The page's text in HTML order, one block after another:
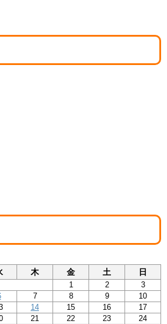
木 金 土 日
1 2
3
7 8 9
10
14 15 16
17
21 22 23
24